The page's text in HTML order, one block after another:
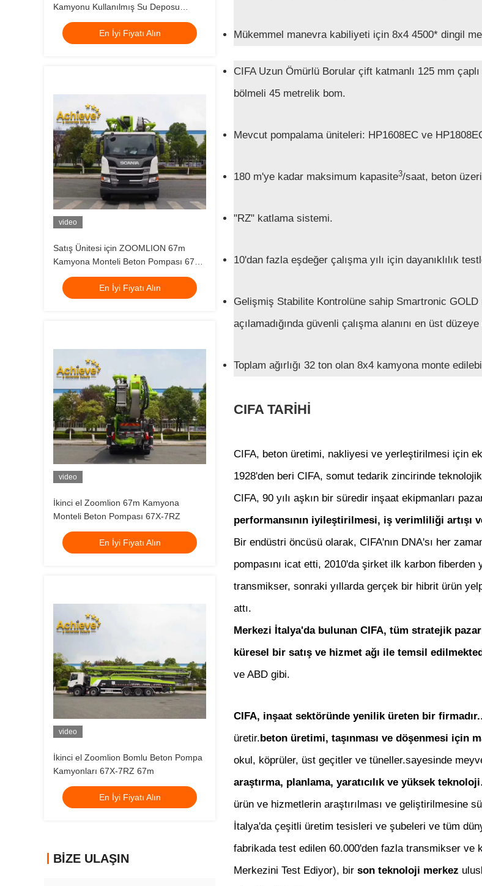
Kamyonu Kullanılmış Su Deposu
Putzmeister Pompası
En İyi Fiyatı Alın
video
Satış Ünitesi için ZOOMLION 67m
Kamyona Monteli Beton Pompası 67X-
7RZ Kullanılmış
En İyi Fiyatı Alın
video
İkinci el Zoomlion 67m Kamyona
Monteli Beton Pompası 67X-7RZ
En İyi Fiyatı Alın
video
İkinci el Zoomlion Bomlu Beton Pompa
Kamyonları 67X-7RZ 67m
En İyi Fiyatı Alın
BIZE ULAŞIN
Mükemmel manevra kabiliyeti için 8x4 4500* dingil
CIFA Uzun Ömürlü Borular çift katmanlı 125 mm
bölmeli 45 metrelik bom.
Mevcut pompalama üniteleri: HP1608EC ve
180 m'ye kadar maksimum kapasite3/saat, beton
"RZ" katlama sistemi.
10'dan fazla eşdeğer çalışma yılı için dayanıklılık
Gelişmiş Stabilite Kontrolüne sahip Smartronic
açılamadığında güvenli çalışma alanını en üst düzeye
Toplam ağırlığı 32 ton olan 8x4 kamyona monte
CIFA TARİHİ
CIFA, beton üretimi, nakliyesi ve yerleştirilmesi için
1928'den beri CIFA, somut tedarik zincirinde
CIFA, 90 yılı aşkın bir süredir inşaat ekipmanları
performansının iyileştirilmesi, iş verimliliği artışı
Bir endüstri öncüsü olarak, CIFA'nın DNA'sı her
pompasını icat etti, 2010'da şirket ilk karbon fiberden
transmikser, sonraki yıllarda gerçek bir hibrit ürün
attı.
Merkezi İtalya'da bulunan CIFA, tüm stratejik
küresel bir satış ve hizmet ağı ile temsil
ve ABD gibi.
CIFA, inşaat sektöründe yenilik üreten bir firmadır.
üretir.beton üretimi, taşınması ve döşenmesi için
okul, köprüler, üst geçitler ve tüneller.sayesinde
araştırma, planlama, yaratıcılık ve yüksek teknoloji
ürün ve hizmetlerin araştırılması ve geliştirilmesine
İtalya'da çeşitli üretim tesisleri ve şubeleri ve tüm
fabrikada test edilen 60.000'den fazla transmikser ve
Merkezini Test Ediyor), bir son teknoloji merkez